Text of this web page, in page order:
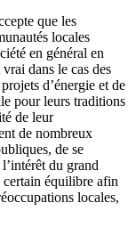
que les
locales
en général en
dans le cas des
d’énergie et de
pour leurs traditions
de leur
de nombreux
de se
du grand
équilibre afin
locales,